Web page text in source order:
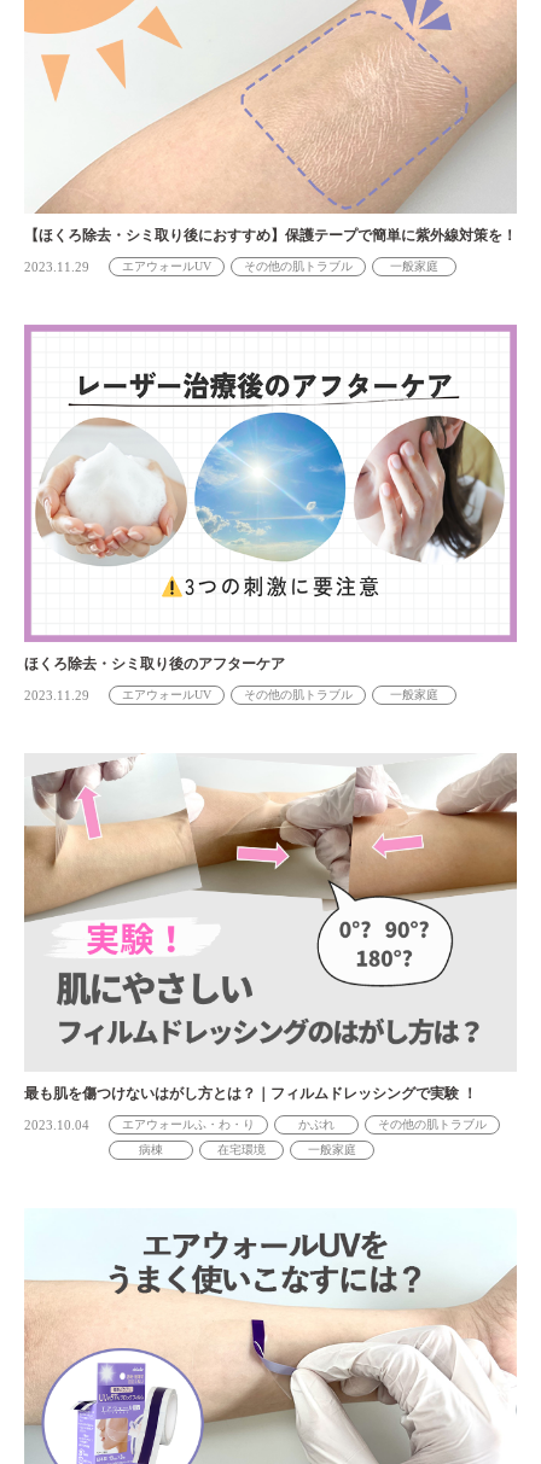
【ほくろ除去・シミ取り後におすすめ】保護テープで簡単に紫外線対策を！
2023.11.29 エアウォールUV その他の肌トラブル 一般家庭
ほくろ除去・シミ取り後のアフターケア
2023.11.29 エアウォールUV その他の肌トラブル 一般家庭
最も肌を傷つけないはがし方とは？｜フィルムドレッシングで実験 ！
2023.10.04 エアウォールふ・わ・り かぶれ
その他の肌トラブル
病棟
在宅環境 一般家庭